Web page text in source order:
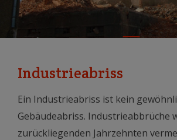
Industrieabriss
Ein Industrieabriss ist kein
Gebäudeabriss. Industrieabbrüche
zurückliegenden Jahrzehnten